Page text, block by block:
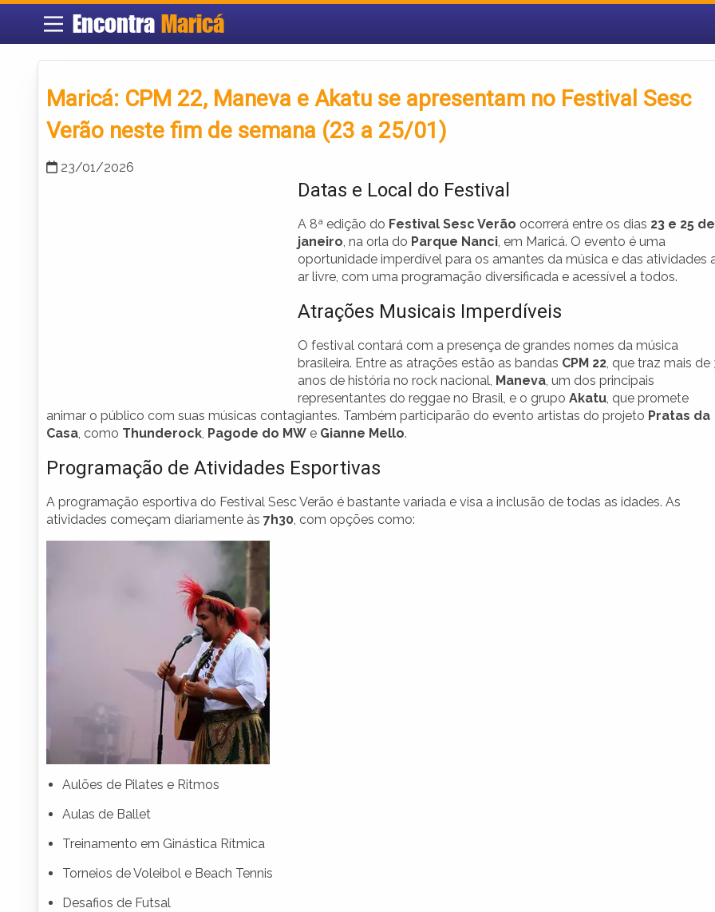
Encontra Maricá
Maricá: CPM 22, Maneva e Akatu se apresentam no Festival Sesc
Verão neste fim de semana (23 a 25/01)
23/01/2026
Datas e Local do Festival
A 8ª edição do Festival Sesc Verão ocorrerá entre os dias 23 e 25 de
janeiro, na orla do Parque Nanci, em Maricá. O evento é uma
oportunidade imperdível para os amantes da música e das atividades
ar livre, com uma programação diversificada e acessível a todos.
Atrações Musicais Imperdíveis
O festival contará com a presença de grandes nomes da música
brasileira. Entre as atrações estão as bandas CPM 22, que traz mais de
anos de história no rock nacional, Maneva, um dos principais
representantes do reggae no Brasil, e o grupo Akatu, que promete
animar o público com suas músicas contagiantes. Também participarão do evento artistas do projeto Pratas da
Casa, como Thunderock, Pagode do MW e Gianne Mello.
Programação de Atividades Esportivas
A programação esportiva do Festival Sesc Verão é bastante variada e visa a inclusão de todas as idades. As
atividades começam diariamente às 7h30, com opções como:
Aulões de Pilates e Ritmos
Aulas de Ballet
Treinamento em Ginástica Rítmica
Torneios de Voleibol e Beach Tennis
Desafios de Futsal